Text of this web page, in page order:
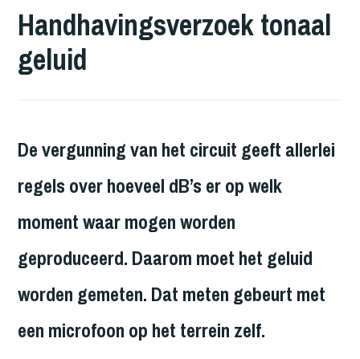
DE
JURIDISCHE
Handhavingsverzoek tonaal
geluid
De vergunning van het circuit geeft allerlei
regels over hoeveel dB’s er op welk
moment waar mogen worden
geproduceerd. Daarom moet het geluid
worden gemeten. Dat meten gebeurt met
een microfoon op het terrein zelf.